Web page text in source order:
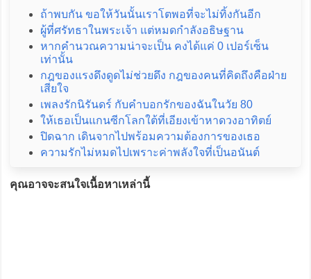
ถ้าพบกัน ขอให้วันนั้นเราโตพอที่จะไม่ทิ้งกันอีก
ผู้ที่ศรัทธาในพระเจ้า แต่หมดกำลังอธิษฐาน
หากคำนวณความน่าจะเป็น คงได้แค่ 0 เปอร์เซ็น
เท่านั้น
กฎของแรงดึงดูดไม่ช่วยดึง กฎของคนที่คิดถึงคือฝ่าย
เสียใจ
เพลงรักนิรันดร์ กับคำบอกรักของฉันในวัย 80
ให้เธอเป็นแกนซีกโลกใต้ที่เอียงเข้าหาดวงอาทิตย์
ปิดฉาก เดินจากไปพร้อมความต้องการของเธอ
ความรักไม่หมดไปเพราะค่าพลังใจที่เป็นอนันต์
คุณอาจจะสนใจเนื้อหาเหล่านี้